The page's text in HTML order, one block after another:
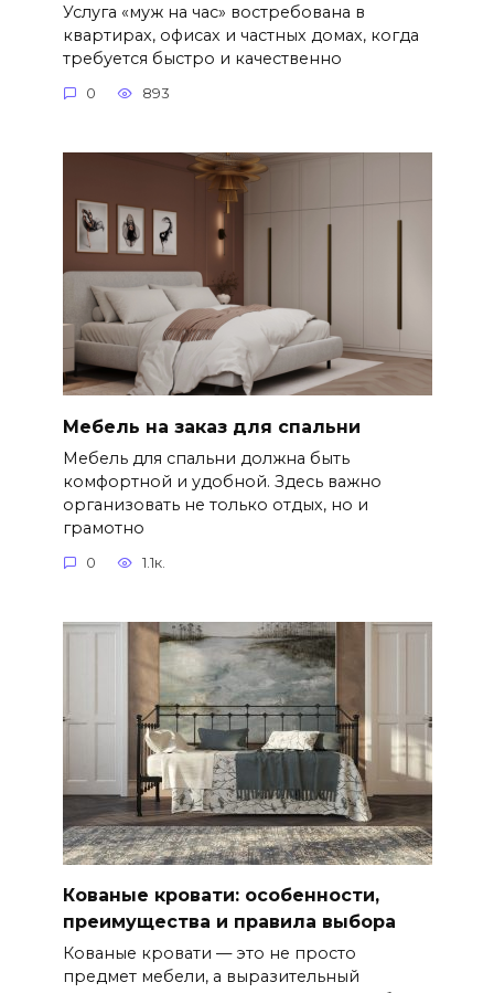
Услуга «муж на час» востребована в
квартирах, офисах и частных домах, когда
требуется быстро и качественно
0 893
Мебель на заказ для спальни
Мебель для спальни должна быть
комфортной и удобной. Здесь важно
организовать не только отдых, но и
грамотно
0 1.1к.
Кованые кровати: особенности,
преимущества и правила выбора
Кованые кровати — это не просто
предмет мебели, а выразительный